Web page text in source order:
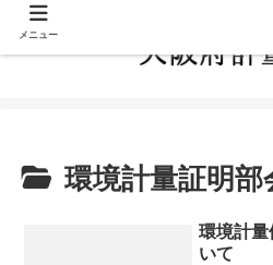
環境計量証明部
環境計
いて
メニュー